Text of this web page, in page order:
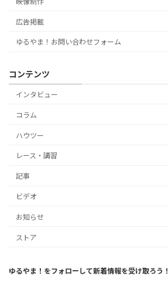
広告掲載
ゆるやま！お問い合わせフォーム
コンテンツ
インタビュー
コラム
ハウツー
レース・講習
記事
ビデオ
お知らせ
ストア
ゆるやま！をフォローして新着情報を受け取ろう！